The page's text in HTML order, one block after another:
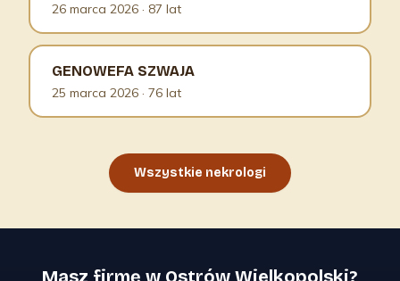
26 marca 2026 · 87 lat
GENOWEFA SZWAJA
25 marca 2026 · 76 lat
Wszystkie nekrologi
Masz firmę w Ostrów Wielkopolski?